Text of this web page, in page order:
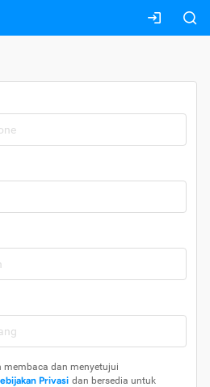
membaca dan menyetujui
Privasi dan bersedia untuk